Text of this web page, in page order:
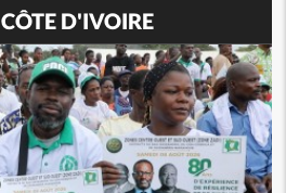
CÔTE D'IVOIRE